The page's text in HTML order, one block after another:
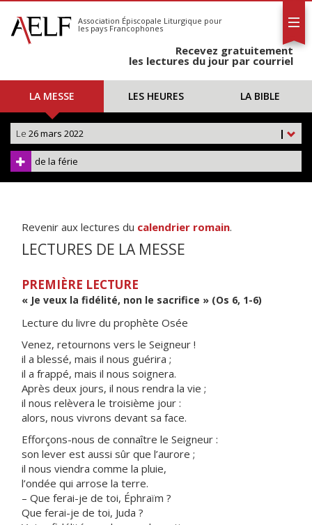
S'abonner
Calendrier
Association Épiscopale Liturgique pour
les pays Francophones
Recevez gratuitement
les lectures du jour par courriel
LA MESSE LES HEURES LA BIBLE
|
Le 26 mars 2022
de la férie
Revenir aux lectures du calendrier romain.
LECTURES DE LA MESSE
PREMIÈRE LECTURE
« Je veux la fidélité, non le sacrifice » (Os 6, 1-6)
Lecture du livre du prophète Osée
Venez, retournons vers le Seigneur !
il a blessé, mais il nous guérira ;
il a frappé, mais il nous soignera.
Après deux jours, il nous rendra la vie ;
il nous relèvera le troisième jour :
alors, nous vivrons devant sa face.
Efforçons-nous de connaître le Seigneur :
son lever est aussi sûr que l’aurore ;
il nous viendra comme la pluie,
l’ondée qui arrose la terre.
– Que ferai-je de toi, Éphraïm ?
Que ferai-je de toi, Juda ?